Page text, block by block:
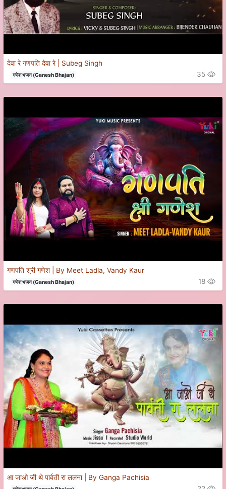
देवा रे गणपति देवा रे | Subeg Singh
गणेश भजन (Ganesh Bhajan) 35
गणपति श्री गणेश | By Meet Ladla, Vandy Kaur
गणेश भजन (Ganesh Bhajan) 18
आ जाओ जी थे पार्वती रा ललना | By Ganga Pachisia